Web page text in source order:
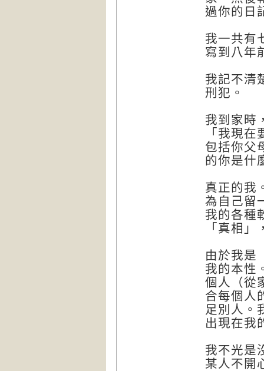
過你的日
我一共有
寫到八年
我記不清
刑犯。
我到家時
「我現
包括你父
的你是什
真正的我
為自己留
我的各種
「真相
由於我是
我的本性
個人（從
合每個人
足別人。
出現在我
我不光是
某人不開